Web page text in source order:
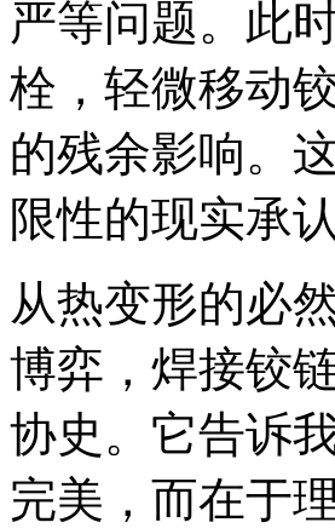
严等问题。此
栓，轻微移动
的残余影响。
限性的现实承
从热变形的必
博弈，焊接铰
协史。它告诉
完美，而在于